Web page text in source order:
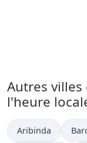
Autres villes
l'heure
Heure actuelle à
Aribinda